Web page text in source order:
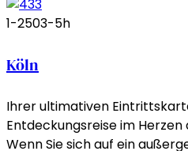
1-2503-5h
Köln
Ihrer ultimativen
Entdeckungsreise im
Wenn Sie sich auf ein